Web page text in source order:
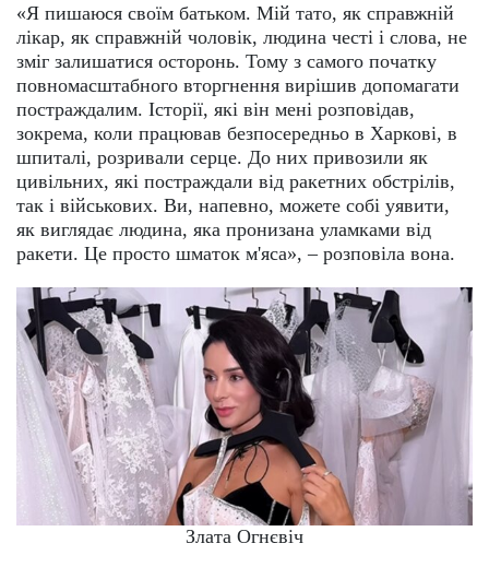
«Я пишаюся своїм батьком. Мій тато, як справжній
лікар, як справжній чоловік, людина честі і слова, не
зміг залишатися осторонь. Тому з самого початку
повномасштабного вторгнення вирішив допомагати
постраждалим. Історії, які він мені розповідав,
зокрема, коли працював безпосередньо в Харкові, в
шпиталі, розривали серце. До них привозили як
цивільних, які постраждали від ракетних обстрілів,
так і військових. Ви, напевно, можете собі уявити,
як виглядає людина, яка пронизана уламками від
ракети. Це просто шматок м'яса», – розповіла вона.
Злата Огнєвіч